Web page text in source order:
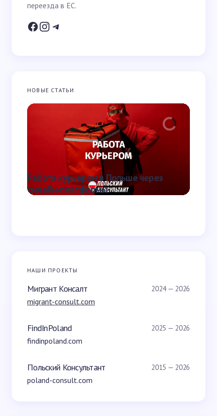
Ваш вопрос *
Запомнить имя и email для следующих
комментариев
Отправить
переезда в ЕС.
НОВЫЕ СТАТЬИ
Работа курьером в Польше через
онлайн-платформы
НАШИ ПРОЕКТЫ
Мигрант Консалт 2024 — 2026
migrant-consult.com
FindInPoland 2025 — 2026
findinpoland.com
Польский Консультант 2015 — 2026
poland-consult.com